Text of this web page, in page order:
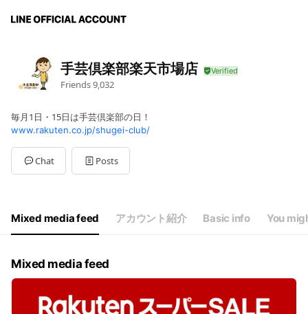
手芸倶楽部楽天市場店
Friends9,032
毎月1日・15日は手芸倶楽部の日！
www.rakuten.co.jp/shugei-club/
Chat Posts
Mixed media feed アカウント紹介 Basic info You
Mixed media feed